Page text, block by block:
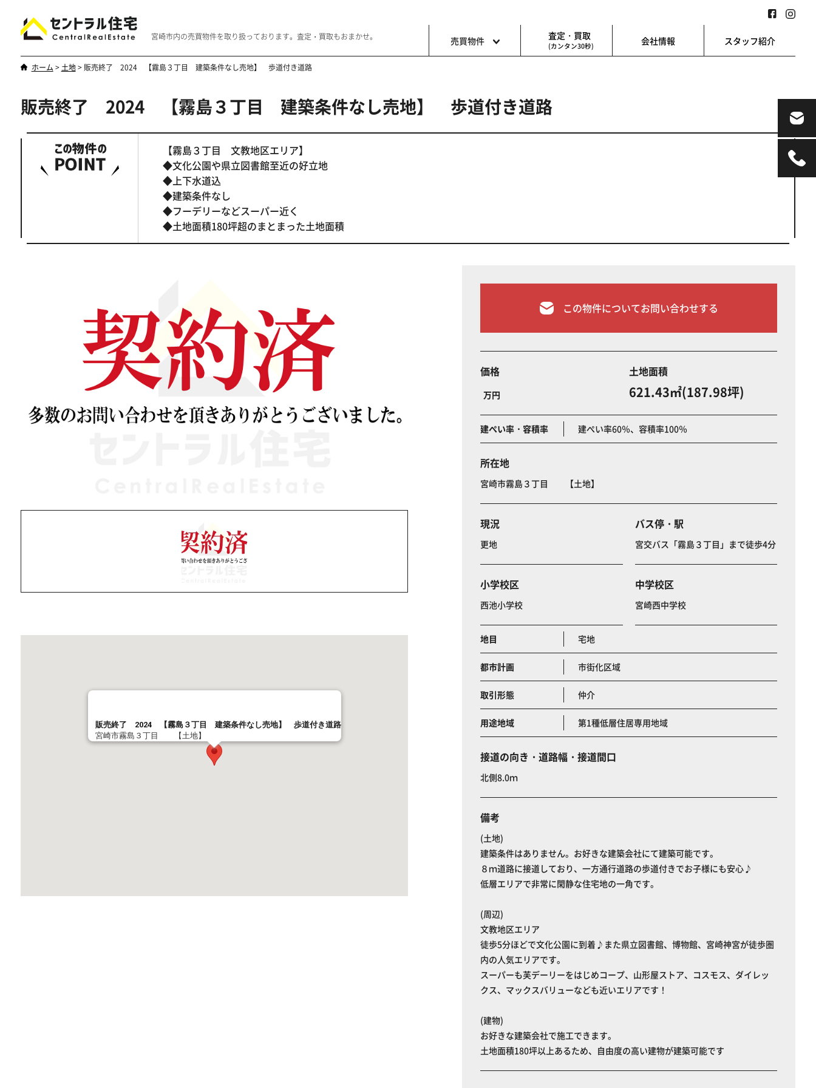
宮崎市内の売買物件を取り扱っております。査定・買取もおまかせ。 売買物件 査定・買取
(カンタン30秒) 会社情報 スタッフ紹介
やはり一戸建てが一番
ホーム > 土地> 販売終了 2024 【霧島３丁目 建築条件なし売地】 歩道付き道路
販売終了 2024 【霧島３丁目 建築条件なし売地】 歩道付き道路
【霧島３丁目 文教地区エリア】
◆文化公園や県立図書館至近の好立地
◆上下水道込
◆建築条件なし
◆フーデリーなどスーパー近く
◆土地面積180坪超のまとまった土地面積
販売終了 2024 【霧島３丁目 建築条件なし売地】 歩道付き道路
宮崎市霧島３丁目 【土地】
この物件についてお問い合わせする
価格
万円
土地面積
621.43㎡(187.98坪)
建ぺい率・容積率 建ぺい率60％、容積率100％
所在地
宮崎市霧島３丁目 【土地】
現況
更地
バス停・駅
宮交バス「霧島３丁目」まで徒歩4分
小学校区
西池小学校
中学校区
宮崎西中学校
地目 宅地
都市計画 市街化区域
取引形態 仲介
用途地域 第1種低層住居専用地域
接道の向き・道路幅・接道間口
北側8.0ｍ
備考
(土地)
建築条件はありません。お好きな建築会社にて建築可能です。
８ｍ道路に接道しており、一方通行道路の歩道付きでお子様にも安心♪
低層エリアで非常に閑静な住宅地の一角です。
(周辺)
文教地区エリア
徒歩5分ほどで文化公園に到着♪また県立図書館、博物館、宮崎神宮が徒歩圏
内の人気エリアです。
スーパーも芙デーリーをはじめコープ、山形屋ストア、コスモス、ダイレッ
クス、マックスバリューなども近いエリアです！
(建物)
お好きな建築会社で施工できます。
土地面積180坪以上あるため、自由度の高い建物が建築可能です